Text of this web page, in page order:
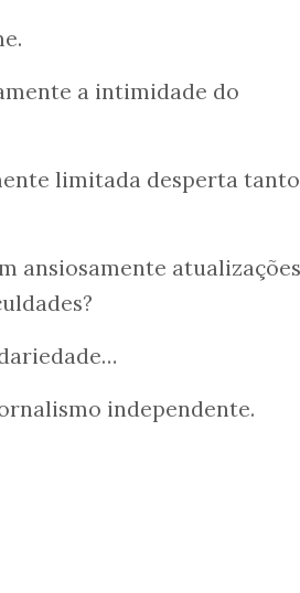
a intimidade do
limitada desperta tanto
ansiosamente atualizações
independente.